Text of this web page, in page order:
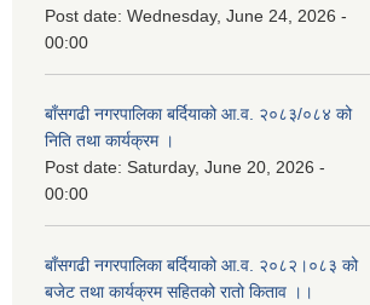
Post date: Wednesday, June 24, 2026 -
00:00
बाँसगढी नगरपालिका बर्दियाको आ.व. २०८३/०८४ को
निति तथा कार्यक्रम ।
Post date: Saturday, June 20, 2026 -
00:00
बाँसगढी नगरपालिका बर्दियाको आ.व. २०८२।०८३ को
बजेट तथा कार्यक्रम सहितको रातो किताव ।।